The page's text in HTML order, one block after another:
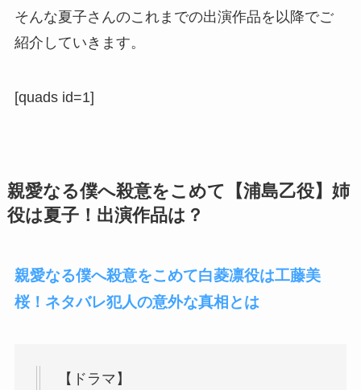
そんな夏子さんのこれまでの出演作品を以降でご
紹介していきます。
[quads id=1]
親愛なる僕へ殺意をこめて【浦島乙役】姉
役は夏子！出演作品は？
親愛なる僕へ殺意をこめて白菱凛役は工藤美
桜！ネタバレ犯人の意外な真相とは
【ドラマ】